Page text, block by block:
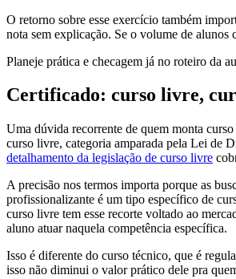
O retorno sobre esse exercício também
nota sem explicação. Se o volume de alunos
Planeje prática e checagem já no roteiro da
Certificado: curso livre,
Uma dúvida recorrente de quem monta
curso livre, categoria amparada pela Lei de
detalhamento da legislação de curso livre
A precisão nos termos importa porque as
profissionalizante é um tipo específico de
curso livre tem esse recorte voltado ao
aluno atuar naquela competência específica.
Isso é diferente do curso técnico, que é
isso não diminui o valor prático dele pra